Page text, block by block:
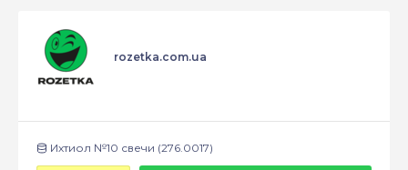
rozetka.com.ua
Ихтиол №10 свечи (276.0017)